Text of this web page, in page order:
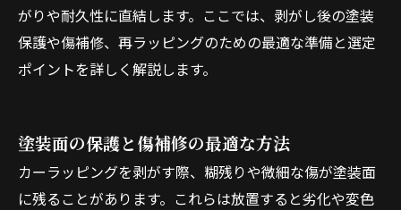
がりや耐久性に直結します。ここでは、剥がし後の塗装
保護や傷補修、再ラッピングのための最適な準備と選定
ポイントを詳しく解説します。
塗装面の保護と傷補修の最適な方法
カーラッピングを剥がす際、糊残りや微細な傷が塗装面
に残ることがあります。これらは放置すると劣化や変色